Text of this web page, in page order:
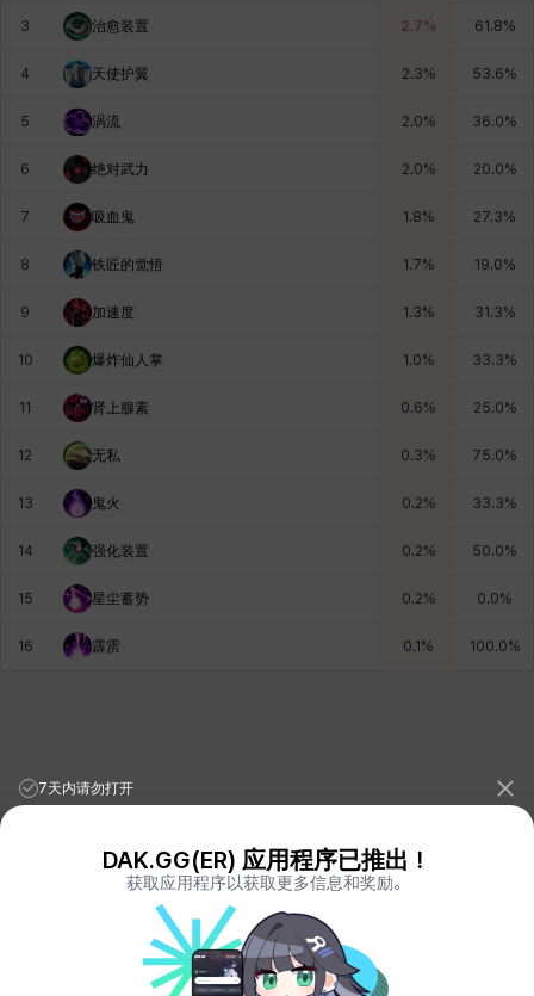
肯尼思
芭芭拉
西尔维娅 费利克斯
阿德瑞娜 雪 雪琳
雷妮 马库斯 鼻荆
3 治愈装置 2.7% 61.8%
4 天使护翼 2.3% 53.6%
5 涡流 2.0% 36.0%
6 绝对武力 2.0% 20.0%
7 吸血鬼 1.8% 27.3%
8 铁匠的觉悟 1.7% 19.0%
9 加速度 1.3% 31.3%
10 爆炸仙人掌 1.0% 33.3%
11 肾上腺素 0.6% 25.0%
12 无私 0.3% 75.0%
13 鬼火 0.2% 33.3%
14 强化装置 0.2% 50.0%
15 星尘蓄势 0.2% 0.0%
16 霹雳 0.1 % 100.0%
League of Legends StatsPORO.GG
Teamfight Tactics Stats
LOLCHESS.GG
VALORANT.DAK.GG
PUBG.DAK.GG
Eternal Return StatsER.DAK.GG
7天内请勿打开
DAK.GG(ER) 应用程序已推出！
获取应用程序以获取更多信息和奖励。